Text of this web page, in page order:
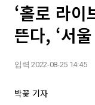
‘홀로 라이
뜬다, ‘서
입력 2022-08-25 14:45
박꽃 기자